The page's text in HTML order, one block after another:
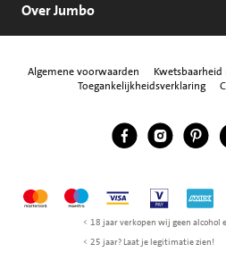
Over Jumbo
Algemene voorwaarden Kwetsbaarheid
Toegankelijkheidsverklaring
Volg ons
Jumbo Facebook
Jumbo
MastercardMaestroVisa Vpay
< 18 jaar verkopen wij geen alcohol
< 25 jaar? Laat je legitimatie zien!